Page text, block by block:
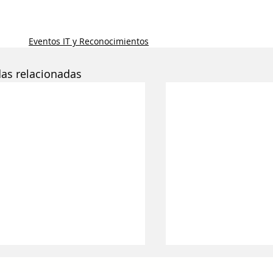
Eventos IT y Reconocimientos
relacionadas